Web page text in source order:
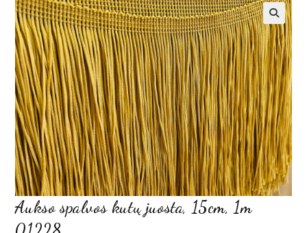
Aukso spalvos kutų juosta, 15cm, 1m